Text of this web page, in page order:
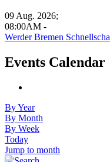
09 Aug. 2026;
08:00AM -
Werder Bremen
Events Calendar
By Year
By Month
By Week
Today
Jump to month